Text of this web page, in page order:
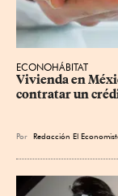
ECONOHÁBITAT
Vivienda en
contratar un
Por Redacción El